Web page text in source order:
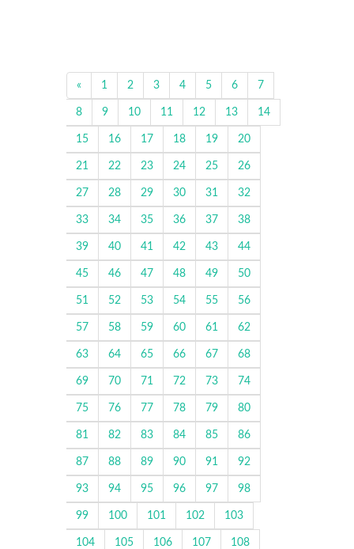
« 1 2 3 4 5 6 7
8 9 10 11 12 13 14
15 16 17 18 19 20
21 22 23 24 25 26
27 28 29 30 31 32
33 34 35 36 37 38
39 40 41 42 43 44
45 46 47 48 49 50
51 52 53 54 55 56
57 58 59 60 61 62
63 64 65 66 67 68
69 70 71 72 73 74
75 76 77 78 79 80
81 82 83 84 85 86
87 88 89 90 91 92
93 94 95 96 97 98
99 100 101 102 103
104 105 106 107 108